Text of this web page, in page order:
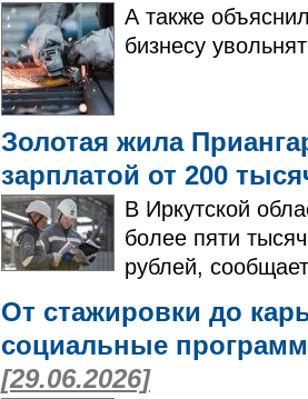
А также
бизнесу
Золотая жила
зарплатой от 200
В Иркутской
более пяти
рублей,
От стажировки до
социальные
[29.06.2026]